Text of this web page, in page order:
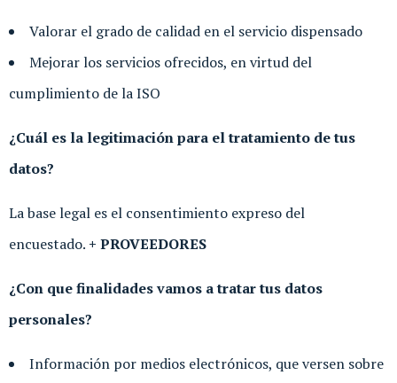
Valorar el grado de calidad en el servicio dispensado
Mejorar los servicios ofrecidos, en virtud del
cumplimiento de la ISO
¿Cuál es la legitimación para el tratamiento de tus
datos?
La base legal es el consentimiento expreso del
encuestado. + PROVEEDORES
¿Con que finalidades vamos a tratar tus datos
personales?
Información por medios electrónicos, que versen sobre